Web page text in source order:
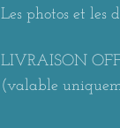
Les photos et les
LIVRAISON
(valable